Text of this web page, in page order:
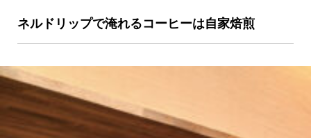
ネルドリップで淹れるコーヒーは自家焙煎